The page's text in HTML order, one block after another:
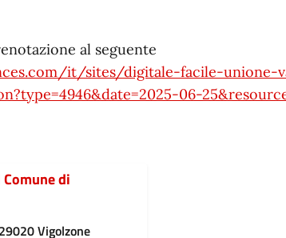
al seguente
it/sites/digitale-facile-unione-
06-
di
Vigolzone